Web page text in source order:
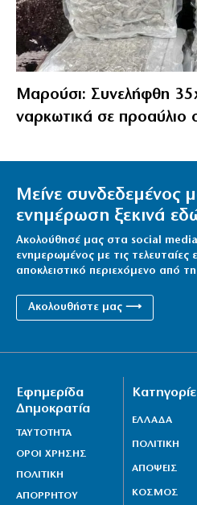
Μαρούσι: Συνελήφθη
ναρκωτικά σε προαύλιο
Μείνε συνδεδεμένος
ενημέρωση ξεκινά
Ακολούθησέ μας στα social media
ενημερωμένος με τις τελευταίες
αποκλειστικό περιεχόμενο από
Ακολουθήστε μας ⟶
Εφημερίδα
Δημοκρατία
ΤΑΥΤΟΤΗΤΑ
ΟΡΟΙ ΧΡΗΣΗΣ
ΠΟΛΙΤΙΚΗ
ΑΠΟΡΡΗΤΟΥ
ΕΛΛΑΔΑ
ΠΟΛΙΤΙΚΗ
ΑΠΟΨΕΙΣ
ΚΟΣΜΟΣ